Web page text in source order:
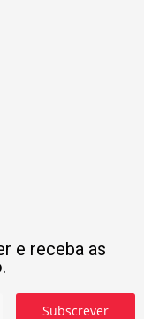
e receba as
Subscrever